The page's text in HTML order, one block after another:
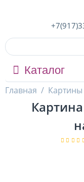
Каталог
Главная / Картины